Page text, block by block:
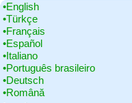
•‎English
•‎Türkçe
•‎Français
•‎Español
•‎Italiano
•‎Português brasileiro
•‎Deutsch
•‎Română